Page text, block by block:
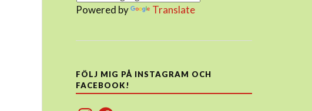
Powered by Translate
FÖLJ MIG PÅ INSTAGRAM OCH
FACEBOOK!